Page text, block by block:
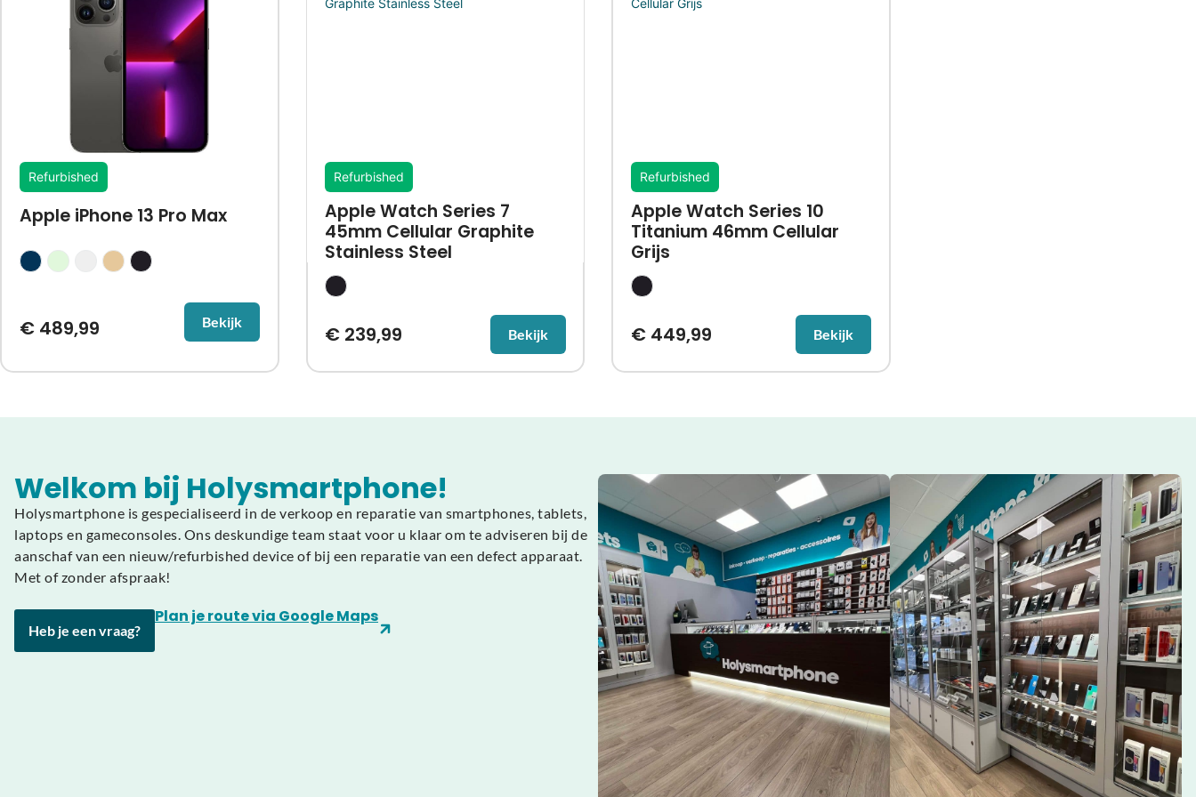
Refurbished
Apple iPhone 13 Pro Max
€489,99 Bekijk
Refurbished
Apple Watch Series 7
45mm Cellular Graphite
Stainless Steel
€ 239,99 Bekijk
Refurbished
Apple Watch Series 10
Titanium 46mm Cellular
Grijs
€449,99 Bekijk
Welkom bij Holysmartphone!
Holysmartphone is gespecialiseerd in de verkoop en reparatie van smartphones, tablets,
laptops en gameconsoles. Ons deskundige team staat voor u klaar om te adviseren bij de
aanschaf van een nieuw/refurbished device of bij een reparatie van een defect apparaat.
Met of zonder afspraak!
Heb je een vraag?
Plan je route via Google Maps